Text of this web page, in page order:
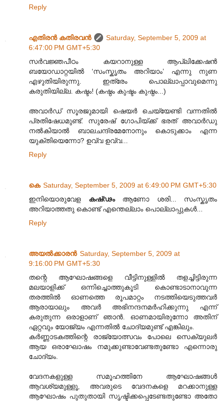
Reply
എതിരന്‍ കതിരവന്‍
Saturday, September 5, 2009 at
6:47:00 PM GMT+5:30
സർവജ്ഞപീഠം കയറാനുള്ള ആപ്ലിക്കേഷൻ
ബയോഡാറ്റയിൽ ‘സംസ്കൃതം അറിയാം’ എന്നു നുണ
എഴുതിയിരുന്നു. ഇത്രേം പൊല്ലാപ്പാവുമെന്നു
കരുതിയില്ല. കഷ്ടം! (കഷ്ഠം കുഷ്ടം കുഷ്ഠം...)
അവാർഡ് സൂരജുമായി ഷെയർ ചെയ്യേണ്ടി വന്നതിൽ
പ്രതിഷേധമുണ്ട്. സുരേഷ് ഗോപിയ്ക്ക് ഭരത് അവാർഡു
നൽകിയാൽ ബാലചന്ദ്രമേനോനും കൊടുക്കാം എന്ന
യുക്തിയെന്നോ? ഉവ്വ ഉവ്വ...
Reply
കെ Saturday, September 5, 2009 at 6:49:00 PM GMT+5:30
ഇനിയൊരുവേള കഷ്‍ഢം ആണോ ശരി... സംസ്കൃതം
അറിയാത്തതു കൊണ്ട് എന്തെല്ലാം പൊല്ലാപ്പുകള്‍...
Reply
അയല്‍ക്കാരന്‍ Saturday, September 5, 2009 at
9:16:00 PM GMT+5:30
തന്റെ ആഘോഷങ്ങളെ വീട്ടിനുള്ളില്‍ തളച്ചിട്ടിരുന്ന
മലയാളിക്ക് ഒന്നിച്ചൊത്തുകൂടി കൊണ്ടാടാനാവുന്ന
തരത്തില്‍ ഓണത്തെ രൂപമാറ്റം നടത്തിയെടുത്തവര്‍
ആരായാലും അവര്‍ അഭിനന്ദനമര്‍ഹിക്കുന്നു എന്ന്
കരുതുന്ന ഒരാളാണ് ഞാന്‍. ഓണമായിരുന്നോ അതിന്
ഏറ്റവും യോജ്യം എന്നതില്‍ ചോദ്യമുണ്ട് എങ്കിലും.
കര്‍ണ്ണാടകത്തിന്റെ രാജ്യോത്സവം പോലെ സെക്യുലര്‍
ആയ ഒരാഘോഷം നമുക്കുണ്ടാവേണ്ടതുണ്ടോ എന്നൊരു
ചോദ്യം.
വേദനകളുള്ള സമൂഹത്തിനേ ആഘോഷങ്ങള്‍
ആവശ്യമുള്ളൂ, അവരുടെ വേദനകളെ മറക്കാനുള്ള
ആഘോഷം പുതുതായി സൃഷ്ടിക്കപ്പെടേണ്ടതുണ്ടോ അതോ